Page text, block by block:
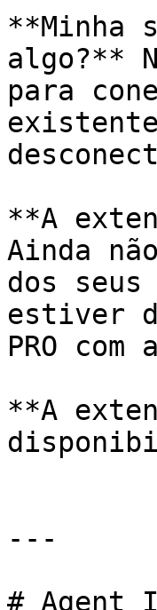
**Minha
algo?**
para
**A
Ainda
dos
estiver
PRO
**A
---
# Agent